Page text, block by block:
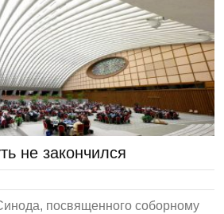
не закончился
посвященного соборному